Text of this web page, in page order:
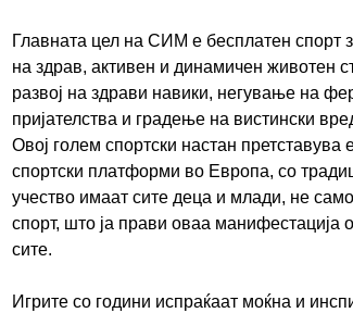
Главната цел на СИМ е бесплатен спорт
на здрав, активен и динамичен животен
развој на здрави навики, негување на
пријателства и градење на вистински
Овој голем спортски настан претставува
спортски платформи во Европа, со
учество имаат сите деца и млади, не
спорт, што ја прави оваа манифестација
сите.
Игрите со години испраќаат моќна и